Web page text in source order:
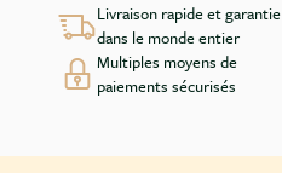
Livraison rapide et garantie
dans le monde entier
Multiples moyens de
paiements sécurisés